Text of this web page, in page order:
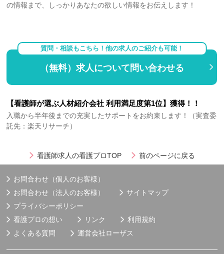
の情報まで、しっかりあなたの欲しい情報をお伝えします！
質問・相談もこちら！他の求人のご紹介も可能！
（無料）求人について問い合わせる
【看護師が選ぶ人材紹介会社 利用満足度第1位】獲得！！
入職から半年後までの充実したサポートをお約束します！（実査委
託先：楽天リサーチ）
看護師求人の看護プロTOP 前のページに戻る
お問合わせ（個人のお客様）
お問合わせ（法人のお客様）
サイトマップ
プライバシーポリシー
看護プロの想い
リンク
利用規約
よくある質問
運営会社ローザス